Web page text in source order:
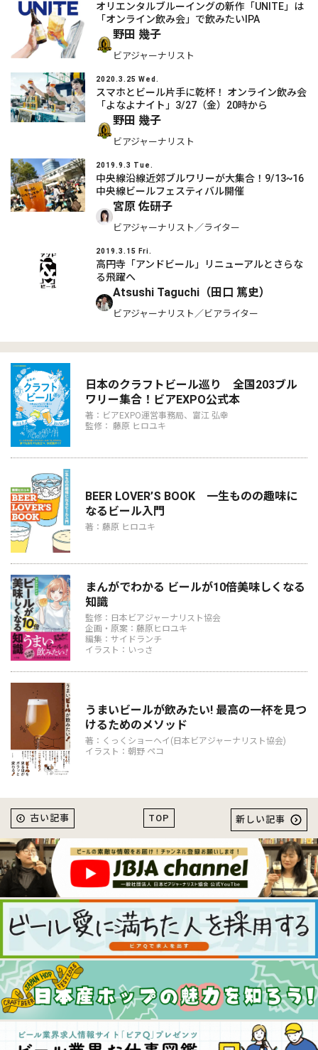
オリエンタルブルーイングの新作「UNITE」は
「オンライン飲み会」で飲みたいIPA
野田 幾子
ビアジャーナリスト
2020.3.25 Wed.
スマホとビール片手に乾杯！ オンライン飲み会
「よなよナイト」3/27（金）20時から
野田 幾子
ビアジャーナリスト
2019.9.3 Tue.
中央線沿線近郊ブルワリーが大集合！9/13~16
中央線ビールフェスティバル開催
宮原 佐研子
ビアジャーナリスト／ライター
2019.3.15 Fri.
高円寺「アンドビール」リニューアルとさらな
る飛躍へ
Atsushi Taguchi（田口 篤史）
ビアジャーナリスト／ビアライター
日本のクラフトビール巡り 全国203ブル
ワリー集合！ビアEXPO公式本
著：ビアEXPO運営事務局、富江 弘幸
監修： 藤原 ヒロユキ
BEER LOVER’S BOOK 一生ものの趣味に
なるビール入門
著：藤原 ヒロユキ
まんがでわかる ビールが10倍美味しくなる
知識
監修：日本ビアジャーナリスト協会
企画・原案：藤原ヒロユキ
編集：サイドランチ
イラスト：いっさ
うまいビールが飲みたい! 最高の一杯を見つ
けるためのメソッド
著：くっくショーヘイ(日本ビアジャーナリスト協会)
イラスト：朝野 ペコ
TOP
古い記事 新しい記事